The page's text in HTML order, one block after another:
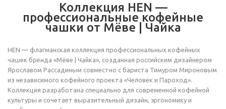
Коллекция HEN —
профессиональные кофейные
чашки от Мёве | Чайка
HEN — флагманская коллекция профессиональных кофейных
чашек бренда «Мёве | Чайка», созданная российским дизайнером
Ярославом Рассадиным совместно с бариста Тимуром Мироновым
из независимого кофейного проекта «Человек и Пароход».
Коллекция разработана специально для современной кофейной
культуры и сочетает выразительный дизайн, эргономику и